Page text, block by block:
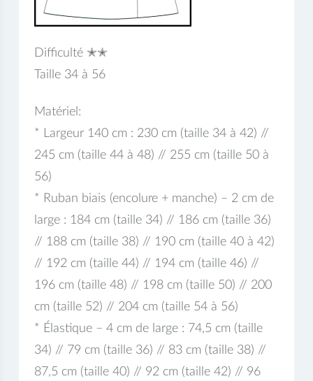
Difficulté ✭✭
Taille 34 à 56
Matériel:
* Largeur 140 cm : 230 cm (taille 34 à 42) //
245 cm (taille 44 à 48) // 255 cm (taille 50 à
56)
* Ruban biais (encolure + manche) – 2 cm de
large : 184 cm (taille 34) // 186 cm (taille 36)
// 188 cm (taille 38) // 190 cm (taille 40 à 42)
// 192 cm (taille 44) // 194 cm (taille 46) //
196 cm (taille 48) // 198 cm (taille 50) // 200
cm (taille 52) // 204 cm (taille 54 à 56)
* Élastique – 4 cm de large : 74,5 cm (taille
34) // 79 cm (taille 36) // 83 cm (taille 38) //
87,5 cm (taille 40) // 92 cm (taille 42) // 96